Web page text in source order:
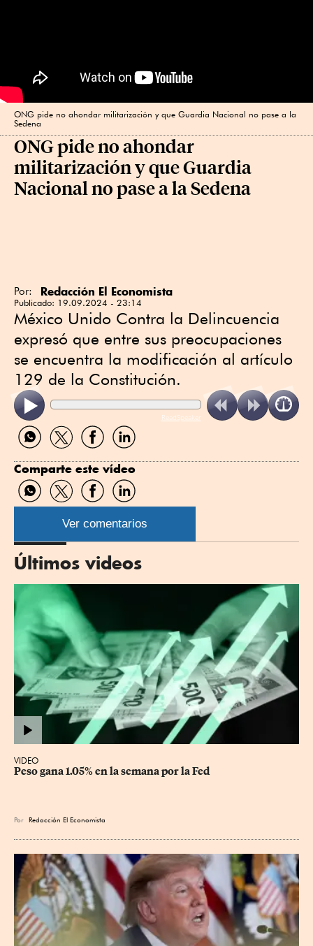
ONG pide no ahondar militarización y que Guardia Nacional no pase a la
Sedena
ONG pide no ahondar
militarización y que Guardia
Nacional no pase a la Sedena
Por: Redacción El Economista
Publicado: 19.09.2024 - 23:14
México Unido Contra la Delincuencia
expresó que entre sus preocupaciones
se encuentra la modificación al artículo
129 de la Constitución.
ReadSpeaker
Compartir
por
Compartir
por
Compartir
por
Compartir
por
Comparte este vídeo
Compartir
por
WhatsApp
Compartir
por
Twitter
Compartir
por
Facebook
Compartir
por
Linkedin
Ver comentarios
Últimos videos
VIDEO
Peso gana 1.05% en la semana por la Fed
Por Redacción El Economista